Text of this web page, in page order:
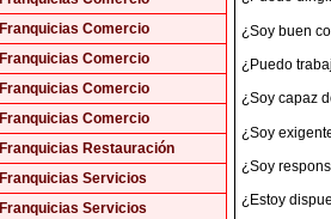
Franquicias Comercio
Franquicias Comercio
Franquicias Comercio
Franquicias Comercio
Franquicias Restauración
Franquicias Servicios
Franquicias Servicios
¿Soy buen
¿Puedo
¿Soy capaz
¿Soy
¿Soy
¿Estoy